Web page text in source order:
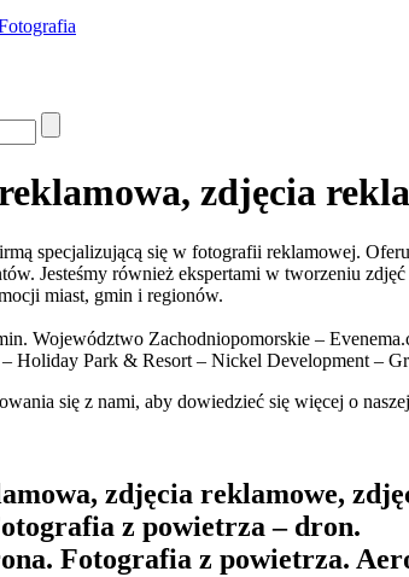
zdjęcia
specjalizującą się w fotografii reklamowej.
Jesteśmy również ekspertami w tworzeniu
miast, gmin i regionów.
Województwo Zachodniopomorskie –
Holiday Park & Resort – Nickel Development –
się z nami, aby dowiedzieć się więcej o
zdjęcia reklamowe,
z powietrza – dron.
Fotografia z powietrza.